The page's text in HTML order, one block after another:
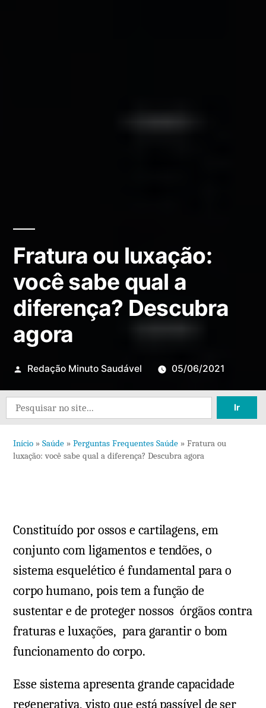
Fratura ou luxação:
você sabe qual a
diferença? Descubra
agora
Redação Minuto Saudável 05/06/2021
Search
for:
Início » Saúde » Perguntas Frequentes Saúde » Fratura ou
luxação: você sabe qual a diferença? Descubra agora
Constituído por ossos e cartilagens, em
conjunto com ligamentos e tendões, o
sistema esquelético é fundamental para o
corpo humano, pois tem a função de
sustentar e de proteger nossos órgãos contra
fraturas e luxações, para garantir o bom
funcionamento do corpo.
Esse sistema apresenta grande capacidade